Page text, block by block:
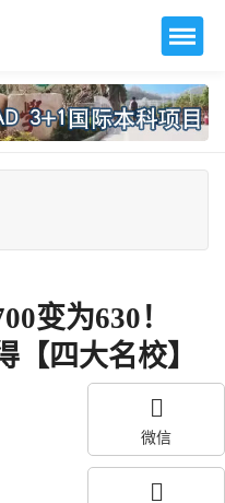
变为630！
【四大名校】
微信